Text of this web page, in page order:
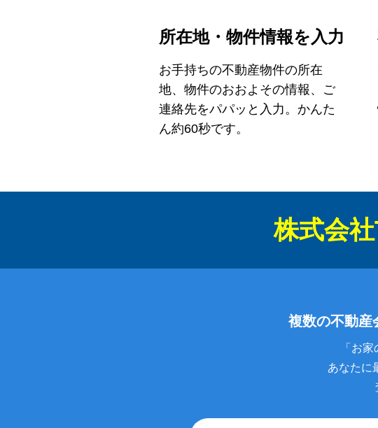
所在地・物件情報を入力
お手持ちの不動産物件の所在
地、物件のおおよその情報、ご
連絡先をパパッと入力。かんた
ん約60秒です。
株式会
複数の不動産
「お
あなたに